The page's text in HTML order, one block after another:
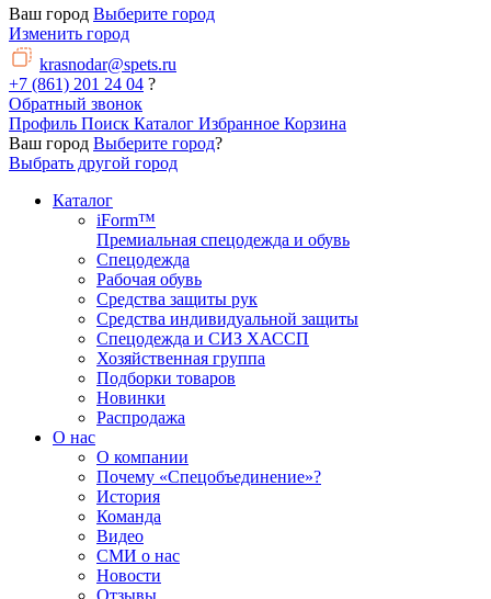
Ваш город Выберите город
Изменить город
krasnodar@spets.ru
+7 (861) 201 24 04 ?
Обратный звонок
Профиль Поиск Каталог Избранное Корзина
Ваш город Выберите город?
Выбрать другой город
Каталог
iForm™
Премиальная спецодежда и обувь
Спецодежда
Рабочая обувь
Средства защиты рук
Средства индивидуальной защиты
Спецодежда и СИЗ ХАССП
Хозяйственная группа
Подборки товаров
Новинки
Распродажа
О нас
О компании
Почему «Спецобъединение»?
История
Команда
Видео
СМИ о нас
Новости
Отзывы